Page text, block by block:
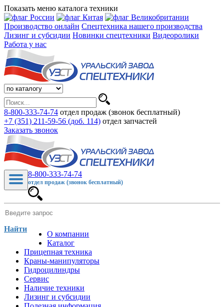
Показать меню каталога техники
Производство онлайн Спецтехника нашего производства
Лизинг и субсидии Новинки спецтехники Видеоролики
Работа у нас
8-800-333-74-74 отдел продаж (звонок бесплатный)
+7 (351) 211-59-56 (доб. 114) отдел запчастей
Заказать звонок
8-800-333-74-74
отдел продаж (звонок бесплатный)
Найти
О компании
Каталог
Прицепная техника
Краны-манипуляторы
Гидроцилиндры
Сервис
Наличие техники
Лизинг и субсидии